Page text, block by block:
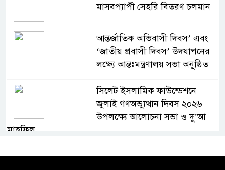
মাসবপ্যাপী সেহরি বিতরণ চলমান
আন্তর্জাতিক অভিবাসী দিবস’ এবং
‘জাতীয় প্রবাসী দিবস’ উদযাপনের
লক্ষ্যে আন্তঃমন্ত্রণালয় সভা অনুষ্ঠিত
সিলেট ইসলামিক ফাউন্ডেশনে
জুলাই গণঅভ্যুত্থান দিবস ২০২৬
উপলক্ষ্যে আলোচনা সভা ও দু’আ
মাহফিল
পরিবেশ রক্ষায় ব্যক্তিগত উদ্যোগ